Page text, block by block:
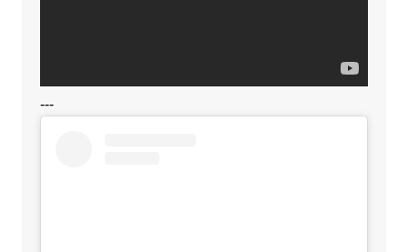
---